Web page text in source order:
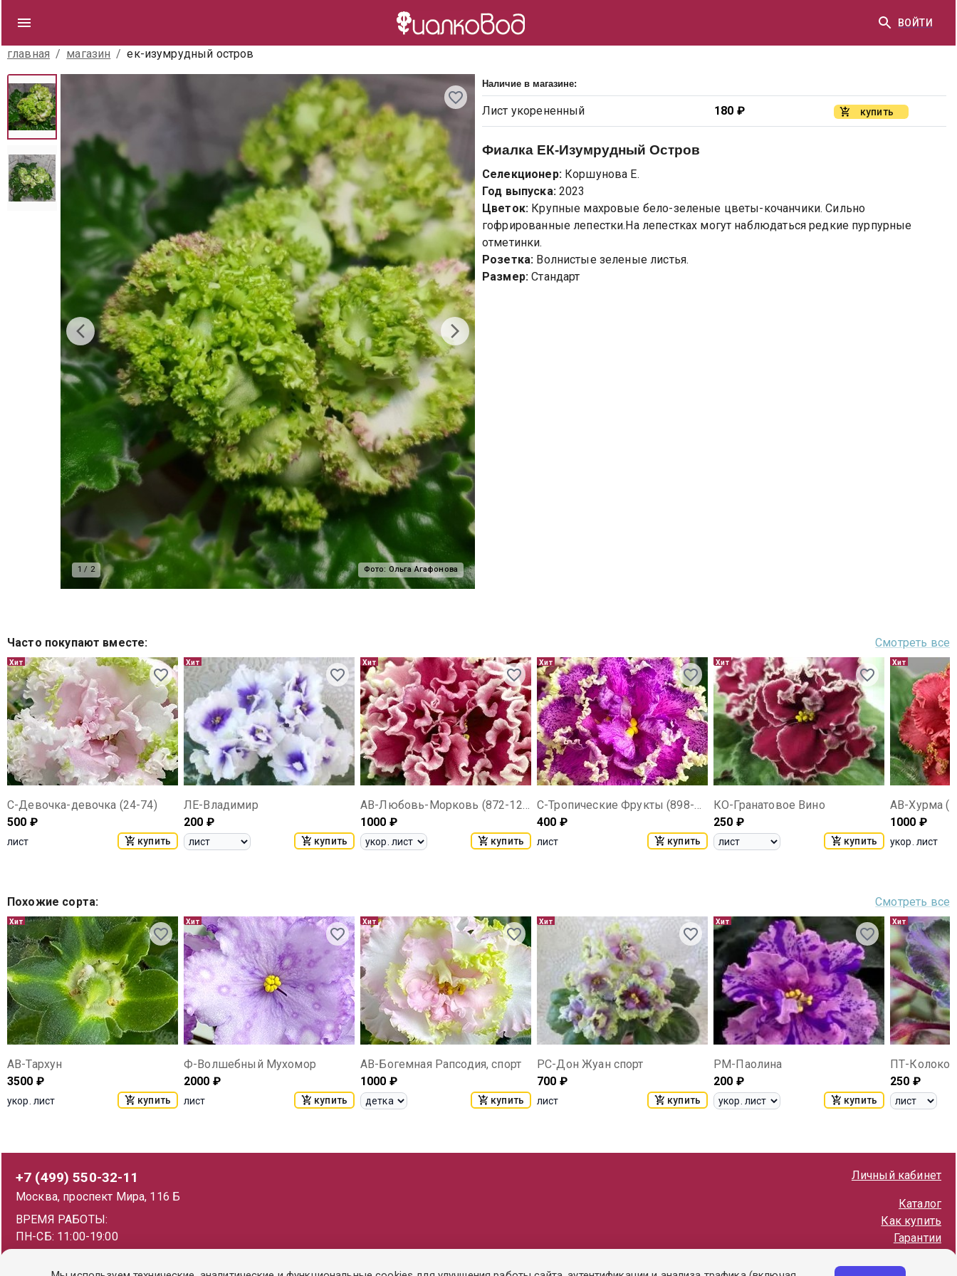
ВОЙТИ
главная / магазин / ек-изумрудный остров
1 / 2 Фото: Ольга Агафонова
Наличие в магазине:
Лист укорененный 180 ₽ купить
Фиалка ЕК-Изумрудный Остров
Селекционер: Коршунова Е.
Год выпуска: 2023
Цветок: Крупные махровые бело-зеленые цветы-кочанчики. Сильно
гофрированные лепестки.На лепестках могут наблюдаться редкие пурпурные
отметинки.
Розетка: Волнистые зеленые листья.
Размер: Стандарт
Часто покупают вместе: Смотреть все
Хит
С-Девочка-девочка (24-74)
500 ₽
лист купить
Хит
ЛЕ-Владимир
200 ₽
купить
Хит
АВ-Любовь-Морковь (872-127)
1000 ₽
купить
Хит
С-Тропические Фрукты (898-55)
400 ₽
лист купить
Хит
КО-Гранатовое Вино
250 ₽
купить
Хит
АВ-Хурма
1000 ₽
укор. лист
Похожие сорта: Смотреть все
Хит
АВ-Тархун
3500 ₽
укор. лист купить
Хит
Ф-Волшебный Мухомор
2000 ₽
лист купить
Хит
АВ-Богемная Рапсодия, спорт
1000 ₽
купить
Хит
РС-Дон Жуан спорт
700 ₽
лист купить
Хит
РМ-Паолина
200 ₽
купить
Хит
ПТ-
250 ₽
+7 (499) 550-32-11
Москва, проспект Мира, 116 Б
ВРЕМЯ РАБОТЫ:
ПН-СБ: 11:00-19:00
ВС: 11:00-18:00
Личный кабинет
Каталог
Как купить
Гарантии
Политика обработки ПД